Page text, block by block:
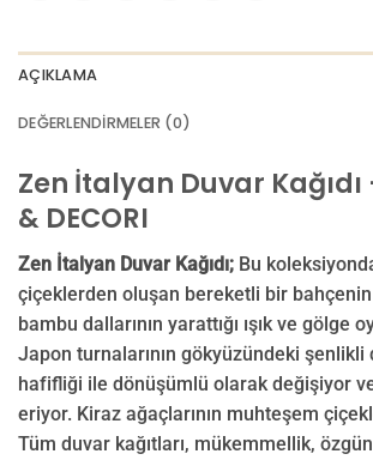
AÇIKLAMA
DEĞERLENDIRMELER (0)
Zen İtalyan Duvar Kağıdı
& DECORI
Zen İtalyan Duvar Kağıdı; Bu
çiçeklerden oluşan bereketli bir bahçenin
bambu dallarının yarattığı ışık ve gölge
Japon turnalarının gökyüzündeki şenlikli
hafifliği ile dönüşümlü olarak değişiyor
eriyor. Kiraz ağaçlarının muhteşem
Tüm duvar kağıtları, mükemmellik,